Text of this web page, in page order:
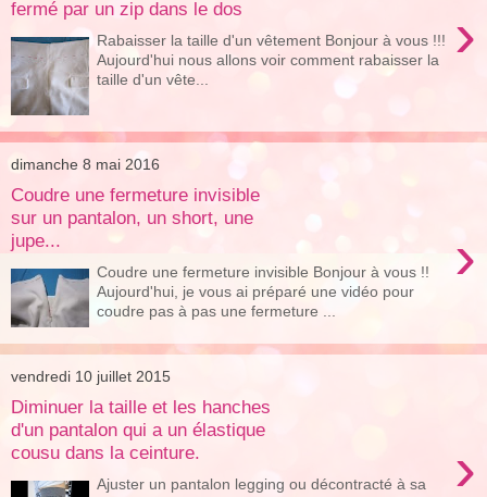
fermé par un zip dans le dos
›
Rabaisser la taille d'un vêtement Bonjour à vous !!!
Aujourd'hui nous allons voir comment rabaisser la
taille d'un vête...
dimanche 8 mai 2016
Coudre une fermeture invisible
sur un pantalon, un short, une
jupe...
›
Coudre une fermeture invisible Bonjour à vous !!
Aujourd'hui, je vous ai préparé une vidéo pour
coudre pas à pas une fermeture ...
vendredi 10 juillet 2015
Diminuer la taille et les hanches
d'un pantalon qui a un élastique
cousu dans la ceinture.
›
Ajuster un pantalon legging ou décontracté à sa